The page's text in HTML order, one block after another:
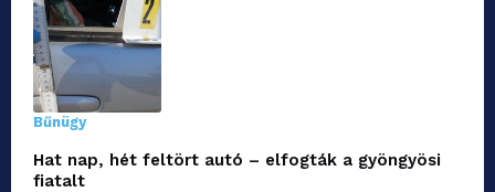
Bűnügy
Hat nap, hét feltört autó – elfogták a gyöngyösi
fiatalt